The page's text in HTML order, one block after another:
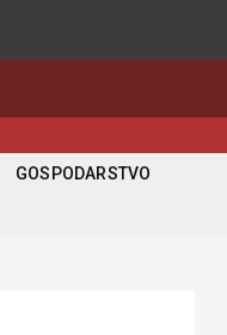
GOSPODARSTVO